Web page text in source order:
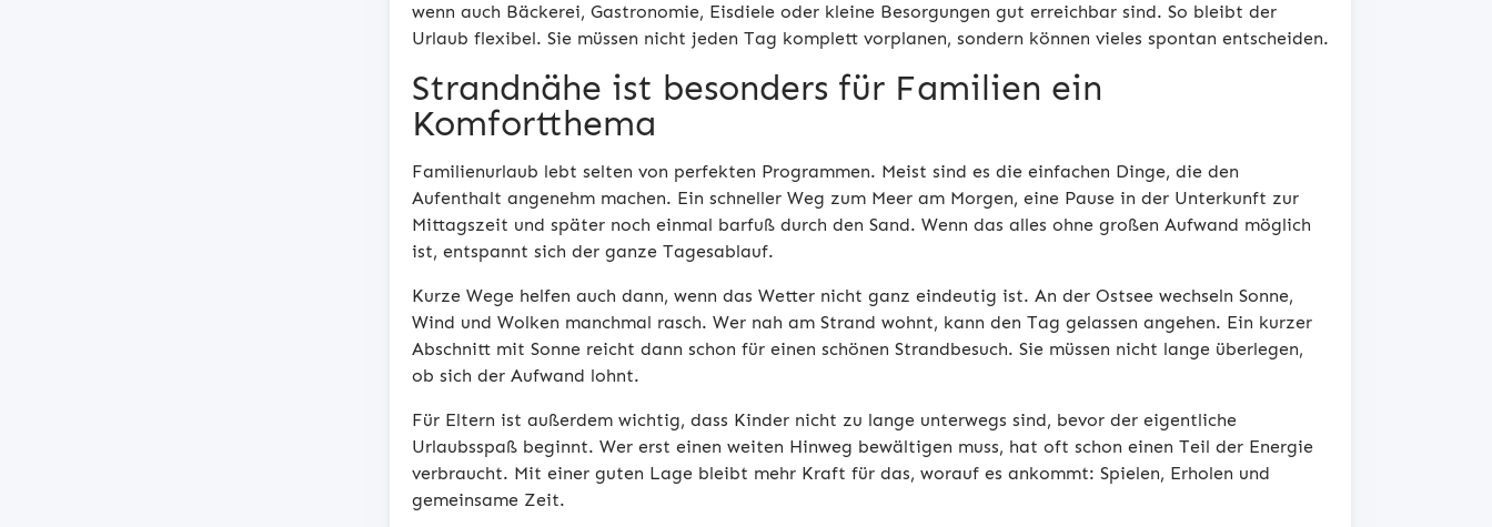
wenn auch Bäckerei, Gastronomie, Eisdiele oder kleine Besorgungen gut erreichbar sind. So bleibt der
Urlaub flexibel. Sie müssen nicht jeden Tag komplett vorplanen, sondern können vieles spontan entscheiden.
Strandnähe ist besonders für Familien ein
Komfortthema
Familienurlaub lebt selten von perfekten Programmen. Meist sind es die einfachen Dinge, die den
Aufenthalt angenehm machen. Ein schneller Weg zum Meer am Morgen, eine Pause in der Unterkunft zur
Mittagszeit und später noch einmal barfuß durch den Sand. Wenn das alles ohne großen Aufwand möglich
ist, entspannt sich der ganze Tagesablauf.
Kurze Wege helfen auch dann, wenn das Wetter nicht ganz eindeutig ist. An der Ostsee wechseln Sonne,
Wind und Wolken manchmal rasch. Wer nah am Strand wohnt, kann den Tag gelassen angehen. Ein kurzer
Abschnitt mit Sonne reicht dann schon für einen schönen Strandbesuch. Sie müssen nicht lange überlegen,
ob sich der Aufwand lohnt.
Für Eltern ist außerdem wichtig, dass Kinder nicht zu lange unterwegs sind, bevor der eigentliche
Urlaubsspaß beginnt. Wer erst einen weiten Hinweg bewältigen muss, hat oft schon einen Teil der Energie
verbraucht. Mit einer guten Lage bleibt mehr Kraft für das, worauf es ankommt: Spielen, Erholen und
gemeinsame Zeit.